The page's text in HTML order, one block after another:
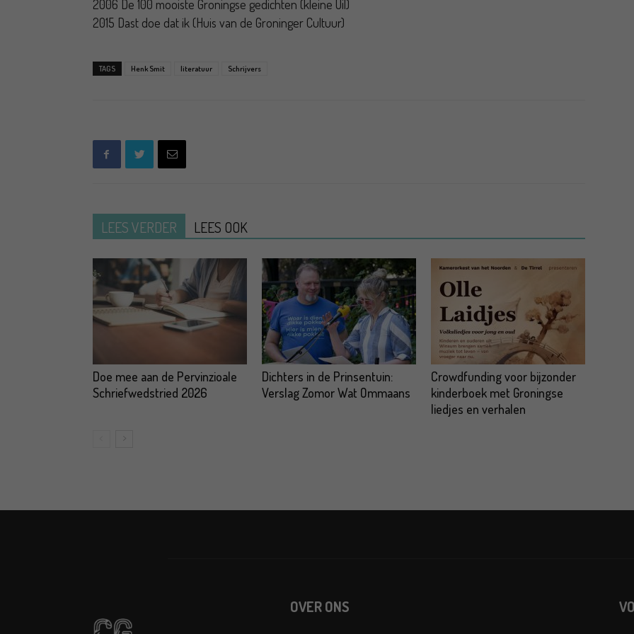
2006 De 100 mooiste Groningse gedichten (kleine Uil)
2015 Dast doe dat ik (Huis van de Groninger Cultuur)
TAGS Henk Smit literatuur Schrijvers
LEES VERDER LEES OOK
Doe mee aan de Pervinzioale
Schriefwedstried 2026
Dichters in de Prinsentuin:
Verslag Zomor Wat Ommaans
Crowdfunding voor bijzonder
kinderboek met Groningse
liedjes en verhalen
OVER ONS